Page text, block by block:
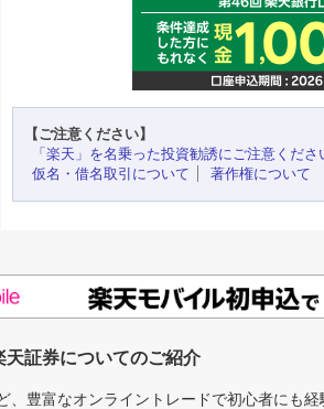
【ご注意ください】
「楽天」を名乗った投資勧誘にご注意くださ
仮名・借名取引について
著作権について
天証券についてのご紹介
、豊富なオンライントレードで初心者にも